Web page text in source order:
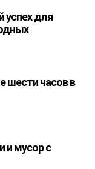
успех для
шести часов в
и мусор с